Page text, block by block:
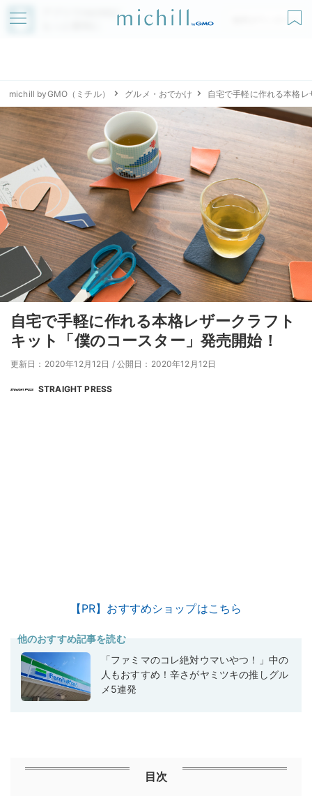
アプリでmichillが
無料ダウンロード
michill byGMO（ミチル） グルメ・おでかけ 自宅で手軽に作れる本格
自宅で手軽に作れる本格レザークラフト
キット「僕のコースター」発売開始！
更新日：2020年12月12日 / 公開日：2020年12月12日
STRAIGHT PRESS
【PR】おすすめショップはこちら
他のおすすめ記事を読む
「ファミマのコレ絶対ウマいやつ！」中の
人もおすすめ！辛さがヤミツキの推しグル
メ5連発
目次